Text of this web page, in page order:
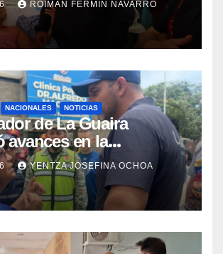
de La Guaira
ROIMAN FERMIN NAVARRO
NACIONALES NOTICIAS
de La Guaira
avances en la
del Hospitalito de
YENTZA JOSEFINA OCHOA